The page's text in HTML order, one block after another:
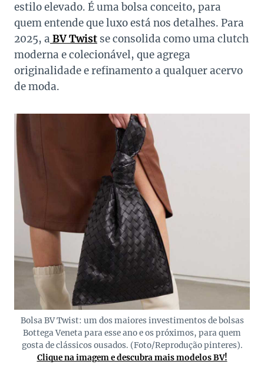
estilo elevado. É uma bolsa conceito, para
quem entende que luxo está nos detalhes. Para
2025, a BV Twist se consolida como uma clutch
moderna e colecionável, que agrega
originalidade e refinamento a qualquer acervo
de moda.
Bolsa BV Twist: um dos maiores investimentos de bolsas
Bottega Veneta para esse ano e os próximos, para quem
gosta de clássicos ousados. (Foto/Reprodução pinteres).
Clique na imagem e descubra mais modelos BV!